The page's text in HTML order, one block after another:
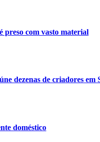
preso com vasto material
dezenas de criadores
doméstico